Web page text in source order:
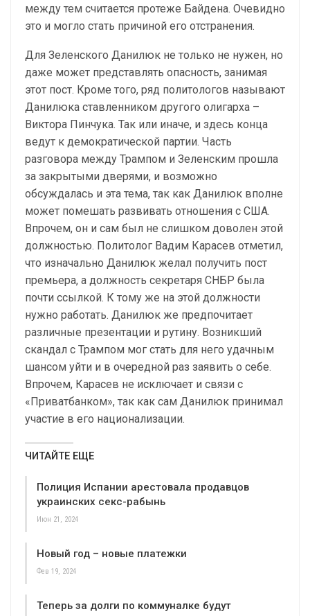
между тем считается протеже Байдена. Очевидно
это и могло стать причиной его отстранения.
Для Зеленского Данилюк не только не нужен, но
даже может представлять опасность, занимая
этот пост. Кроме того, ряд политологов называют
Данилюка ставленником другого олигарха –
Виктора Пинчука. Так или иначе, и здесь конца
ведут к демократической партии. Часть
разговора между Трампом и Зеленским прошла
за закрытыми дверями, и возможно
обсуждалась и эта тема, так как Данилюк вполне
может помешать развивать отношения с США.
Впрочем, он и сам был не слишком доволен этой
должностью. Политолог Вадим Карасев отметил,
что изначально Данилюк желал получить пост
премьера, а должность секретаря СНБР была
почти ссылкой. К тому же на этой должности
нужно работать. Данилюк же предпочитает
различные презентации и рутину. Возникший
скандал с Трампом мог стать для него удачным
шансом уйти и в очередной раз заявить о себе.
Впрочем, Карасев не исключает и связи с
«Приватбанком», так как сам Данилюк принимал
участие в его национализации.
ЧИТАЙТЕ ЕЩЕ
Полиция Испании арестовала продавцов
украинских секс-рабынь
Июн 21, 2024
Новый год – новые платежки
Фев 19, 2024
Теперь за долги по коммуналке будут